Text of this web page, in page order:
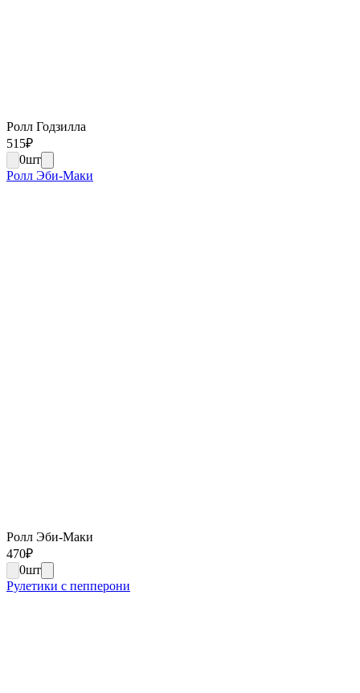
Ролл Годзилла
515₽
0шт
Ролл Эби-Маки
Ролл Эби-Маки
470₽
0шт
Рулетики с пепперони